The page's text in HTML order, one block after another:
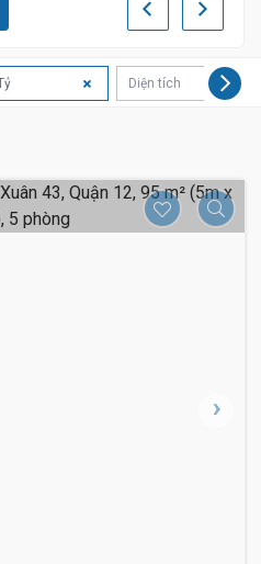
Diện tích